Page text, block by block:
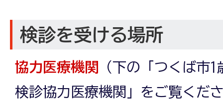
検診を受ける場所
協力医療機関
（下の「つくば市
検診協力医療機関」をご覧くだ